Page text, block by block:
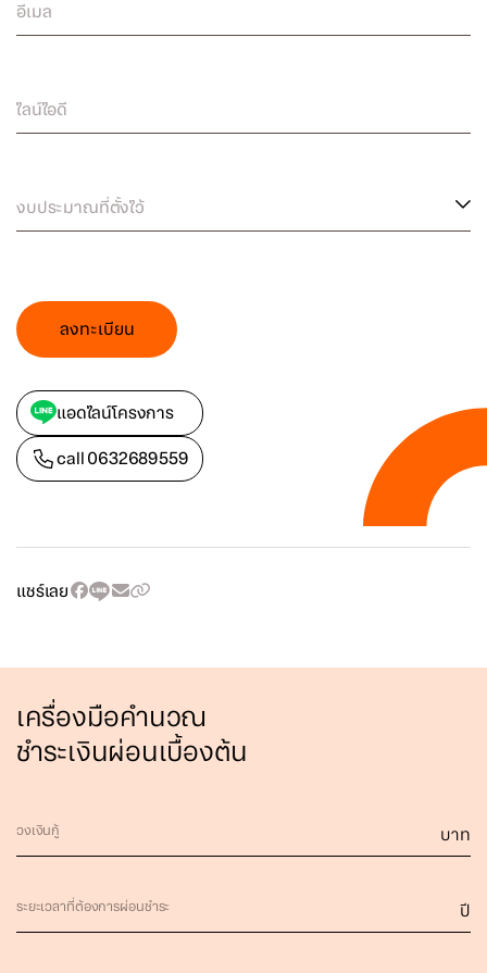
อีเมล
ไลน์ไอดี
งบประมาณที่ตั้งไว้
ลงทะเบียน
แอดไลน์โครงการ
call 0632689559
แชร์เลย
เครื่องมือคำนวณ
ชำระเงินผ่อนเบื้องต้น
วงเงินกู้ บาท
ระยะเวลาที่ต้องการผ่อนชำระ ปี